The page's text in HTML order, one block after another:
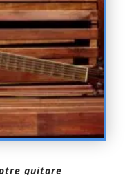
guitare